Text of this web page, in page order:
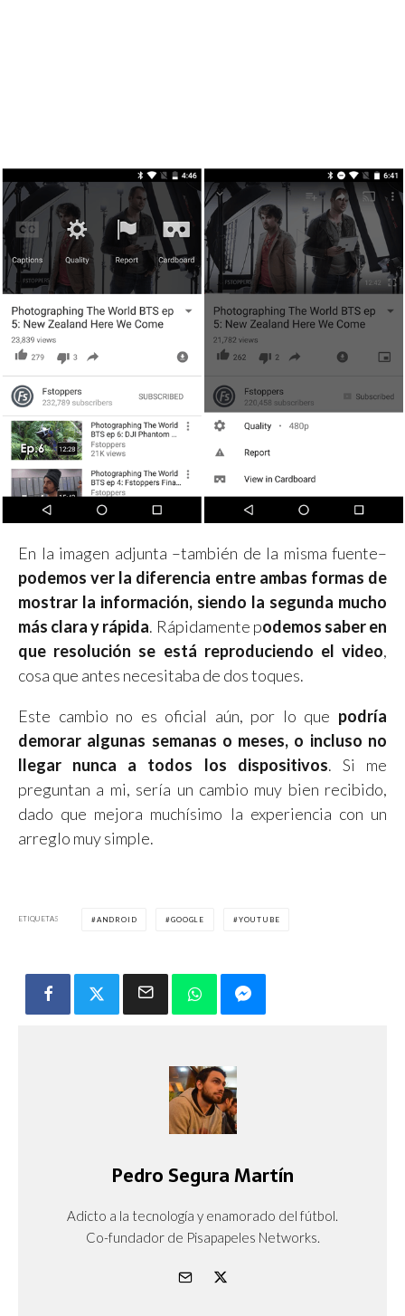
En la imagen adjunta –también de la misma fuente–
podemos ver la diferencia entre ambas formas de
mostrar la información, siendo la segunda mucho
más clara y rápida. Rápidamente podemos saber en
que resolución se está reproduciendo el video,
cosa que antes necesitaba de dos toques.
Este cambio no es oficial aún, por lo que podría
demorar algunas semanas o meses, o incluso no
llegar nunca a todos los dispositivos. Si me
preguntan a mi, sería un cambio muy bien recibido,
dado que mejora muchísimo la experiencia con un
arreglo muy simple.
ETIQUETAS ANDROID GOOGLE YOUTUBE
Pedro Segura Martín
Adicto a la tecnología y enamorado del fútbol.
Co-fundador de Pisapapeles Networks.